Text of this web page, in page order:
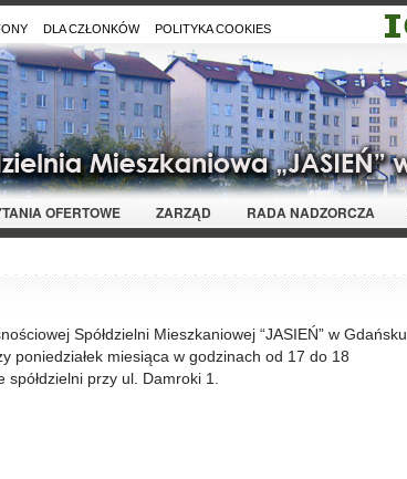
DLA CZŁONKÓW POLITYKA COOKIES
OFERTOWE ZARZĄD RADA NADZORCZA
Spółdzielni Mieszkaniowej “JASIEŃ” w Gdańsku
poniedziałek miesiąca w godzinach od 17 do 18
spółdzielni przy ul. Damroki 1.